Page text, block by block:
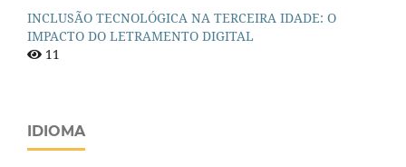
INCLUSÃO TECNOLÓGICA NA TERCEIRA IDADE: O
IMPACTO DO LETRAMENTO DIGITAL
11
IDIOMA